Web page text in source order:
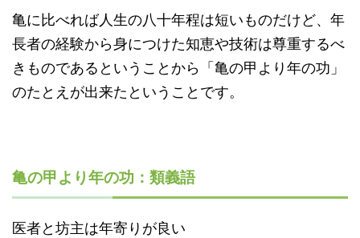
亀に比べれば人生の八十年程は短いものだけど、年
長者の経験から身につけた知恵や技術は尊重するべ
きものであるということから「亀の甲より年の功」
のたとえが出来たということです。
亀の甲より年の功：類義語
医者と坊主は年寄りが良い